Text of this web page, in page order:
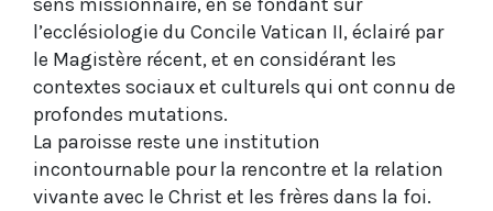
l’ecclésiologie du Concile Vatican II, éclairé par
le Magistère récent, et en considérant les
contextes sociaux et culturels qui ont connu de
profondes mutations.
La paroisse reste une institution
incontournable pour la rencontre et la relation
vivante avec le Christ et les frères dans la foi.